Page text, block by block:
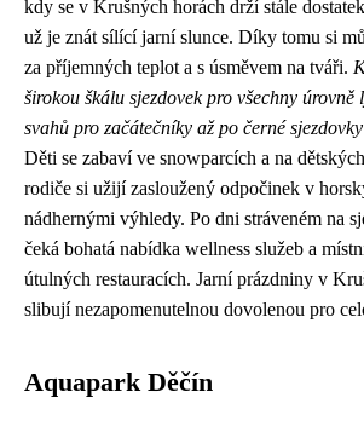
kdy se v Krušných horách drží stále
už je znát sílící jarní slunce. Díky tomu si
za příjemných teplot a s úsměvem na tváři.
širokou škálu sjezdovek pro všechny
svahů pro začátečníky až po černé
Děti se zabaví ve snowparcích a na
rodiče si užijí zasloužený odpočinek v
nádhernými výhledy. Po dni stráveném na
čeká bohatá nabídka wellness služeb a
útulných restauracích. Jarní prázdniny v
slibují nezapomenutelnou dovolenou pro
Aquapark Děčín